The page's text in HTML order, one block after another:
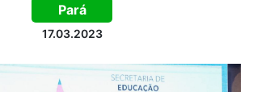
Pará
17.03.2023